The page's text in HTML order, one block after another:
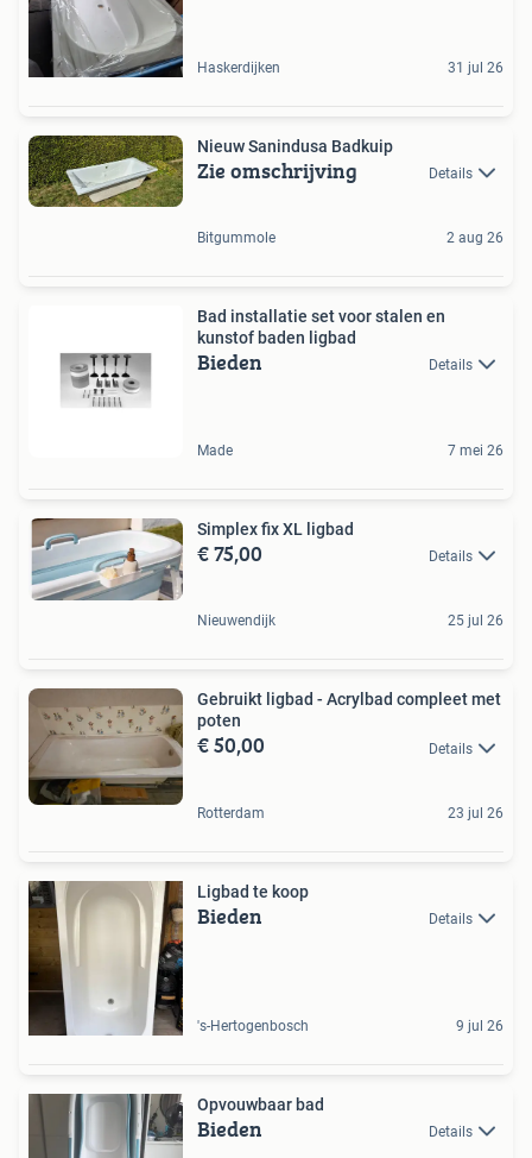
Haskerdijken 31 jul 26
Nieuw Sanindusa Badkuip
Zie omschrijving Details
Bitgummole 2 aug 26
Bad installatie set voor stalen en
kunstof baden ligbad
Bieden Details
Made 7 mei 26
Simplex fix XL ligbad
€ 75,00 Details
Nieuwendijk 25 jul 26
Gebruikt ligbad - Acrylbad compleet met
poten
€ 50,00 Details
Rotterdam 23 jul 26
Ligbad te koop
Bieden Details
's-Hertogenbosch 9 jul 26
Opvouwbaar bad
Bieden Details